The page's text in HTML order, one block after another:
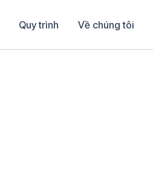
Quy trình Về chúng tôi